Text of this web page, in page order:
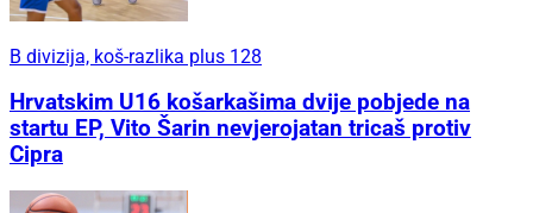
B divizija, koš-razlika plus 128
Hrvatskim U16 košarkašima dvije pobjede na
startu EP, Vito Šarin nevjerojatan tricaš protiv
Cipra